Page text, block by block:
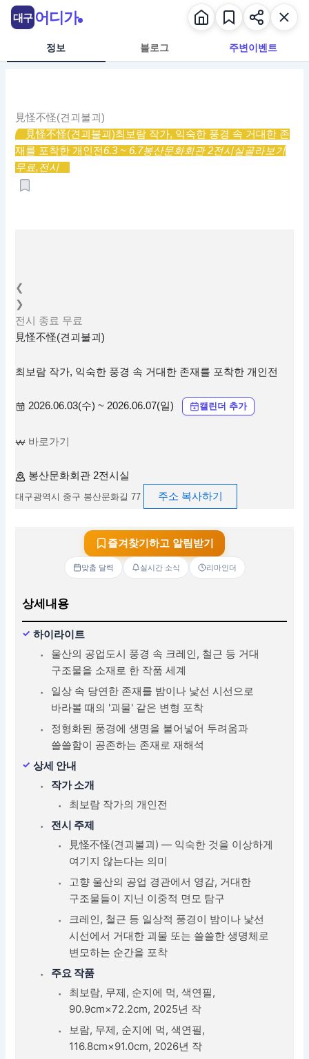
정보 블로그 주변이벤트
見怪不怪(견괴불괴)
見怪不怪(견괴불괴)최보람 작가, 익숙한 풍경 속 거대한 존
재를 포착한 개인전6.3 ~ 6.7봉산문화회관 2전시실골라보기
무료,전시
❮
❯
전시 종료 무료
見怪不怪(견괴불괴)
최보람 작가, 익숙한 풍경 속 거대한 존재를 포착한 개인전
2026.06.03(수) ~ 2026.06.07(일) 캘린더 추가
바로가기
봉산문화회관 2전시실
대구광역시 중구 봉산문화길 77 주소 복사하기
즐겨찾기하고 알림받기
맞춤 달력 실시간 소식 리마인더
상세내용
하이라이트
울산의 공업도시 풍경 속 크레인, 철근 등 거대
구조물을 소재로 한 작품 세계
일상 속 당연한 존재를 밤이나 낯선 시선으로
바라볼 때의 '괴물' 같은 변형 포착
정형화된 풍경에 생명을 불어넣어 두려움과
쓸쓸함이 공존하는 존재로 재해석
상세 안내
작가 소개
최보람 작가의 개인전
전시 주제
見怪不怪(견괴불괴) — 익숙한 것을 이상하게
여기지 않는다는 의미
고향 울산의 공업 경관에서 영감, 거대한
구조물들이 지닌 이중적 면모 탐구
크레인, 철근 등 일상적 풍경이 밤이나 낯선
시선에서 거대한 괴물 또는 쓸쓸한 생명체로
변모하는 순간을 포착
주요 작품
최보람, 무제, 순지에 먹, 색연필,
90.9cm×72.2cm, 2025년 작
보람, 무제, 순지에 먹, 색연필,
116.8cm×91.0cm, 2026년 작
대구 어디가